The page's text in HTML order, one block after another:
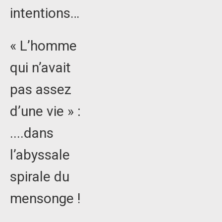
intentions…
« L’homme
qui n’avait
pas assez
d’une vie » :
....dans
l’abyssale
spirale du
mensonge !